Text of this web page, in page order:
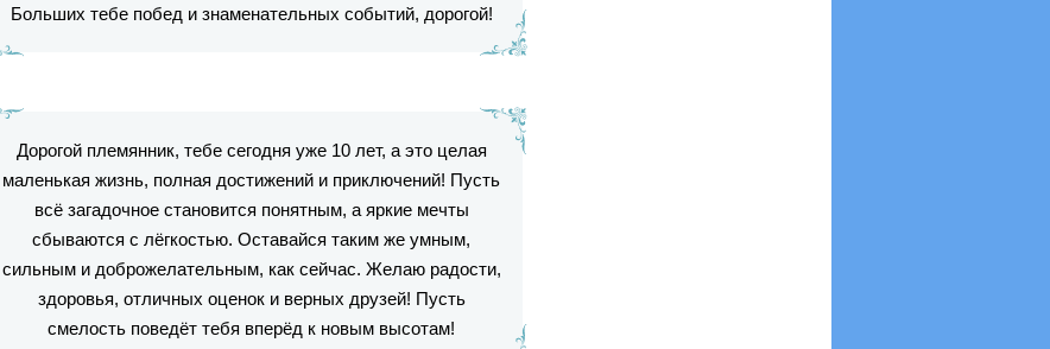
Больших тебе побед и знаменательных событий, дорогой!
Дорогой племянник, тебе сегодня уже 10 лет, а это целая
маленькая жизнь, полная достижений и приключений! Пусть
всё загадочное становится понятным, а яркие мечты
сбываются с лёгкостью. Оставайся таким же умным,
сильным и доброжелательным, как сейчас. Желаю радости,
здоровья, отличных оценок и верных друзей! Пусть
смелость поведёт тебя вперёд к новым высотам!